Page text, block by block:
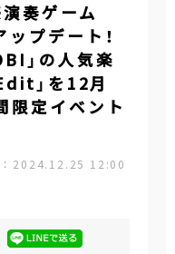
奏ゲーム
プデート！
」の人気楽
」を12月
限定イベント
： 2024.12.25 12:00